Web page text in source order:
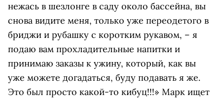
нежась в шезлонге в саду около бассейна, вы
снова видите меня, только уже переодетого в
бриджи и рубашку с коротким рукавом, – я
подаю вам прохладительные напитки и
принимаю заказы к ужину, который, как вы
уже можете догадаться, буду подавать я же.
Это был просто какой-то кибуц!!!» Марк ищет